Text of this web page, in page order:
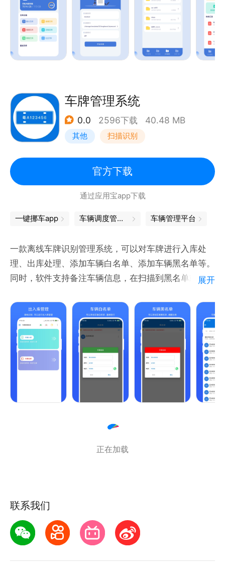
文件夹操作：支持创建、删除、重命名文件夹，帮助用
户分类整理文件，实现清晰的文件结构。
文件操作：支持移动、排序、新建等功能，满足用户日
常文件管理的各种需求。
持较小体积。
无损解压：支持多种文件格式的无损解压，确保文件内
容的完整性和可读性。
多格式支持：兼容广泛的文件格式，满足用户不同的解
3-文件转换：
图片转PDF：轻松将图片转换为PDF格式，方便用户分
TXT转PDF：支持文本文件转换为PDF，实现文本内容
表格转PDF：将表格文件转换为PDF，保持表格的完整
性和可读性。
PDF转图片：支持PDF文件转换为图片格式，方便用户
查看和编辑。
整体优化亮点：
高效全能：集文件管理、解压缩、转换于一体，全方位
满足用户需求。
运行速度快：应用优化算法，确保快速响应和流畅运
行。
车牌管理系统
0.0 2596下载 40.48 MB
其他 扫描识别
官方下载
通过应用宝app下载
一键挪车app 车辆调度管理系统 车辆管理平台
一款离线车牌识别管理系统，可以对车牌进行入库处
理、出库处理、添加车辆白名单、添加车辆黑名单等。
同时，软件支持备注车辆信息，在扫描到黑名单或白名
展开
正在加载
联系我们